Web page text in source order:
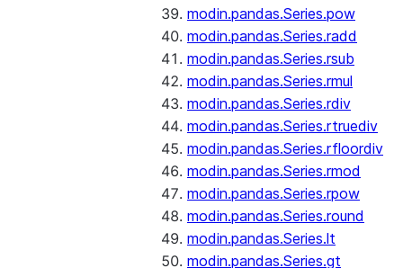
modin.pandas.Series.pow
modin.pandas.Series.radd
modin.pandas.Series.rsub
modin.pandas.Series.rmul
modin.pandas.Series.rdiv
modin.pandas.Series.rtruediv
modin.pandas.Series.rfloordiv
modin.pandas.Series.rmod
modin.pandas.Series.rpow
modin.pandas.Series.round
modin.pandas.Series.lt
modin.pandas.Series.gt